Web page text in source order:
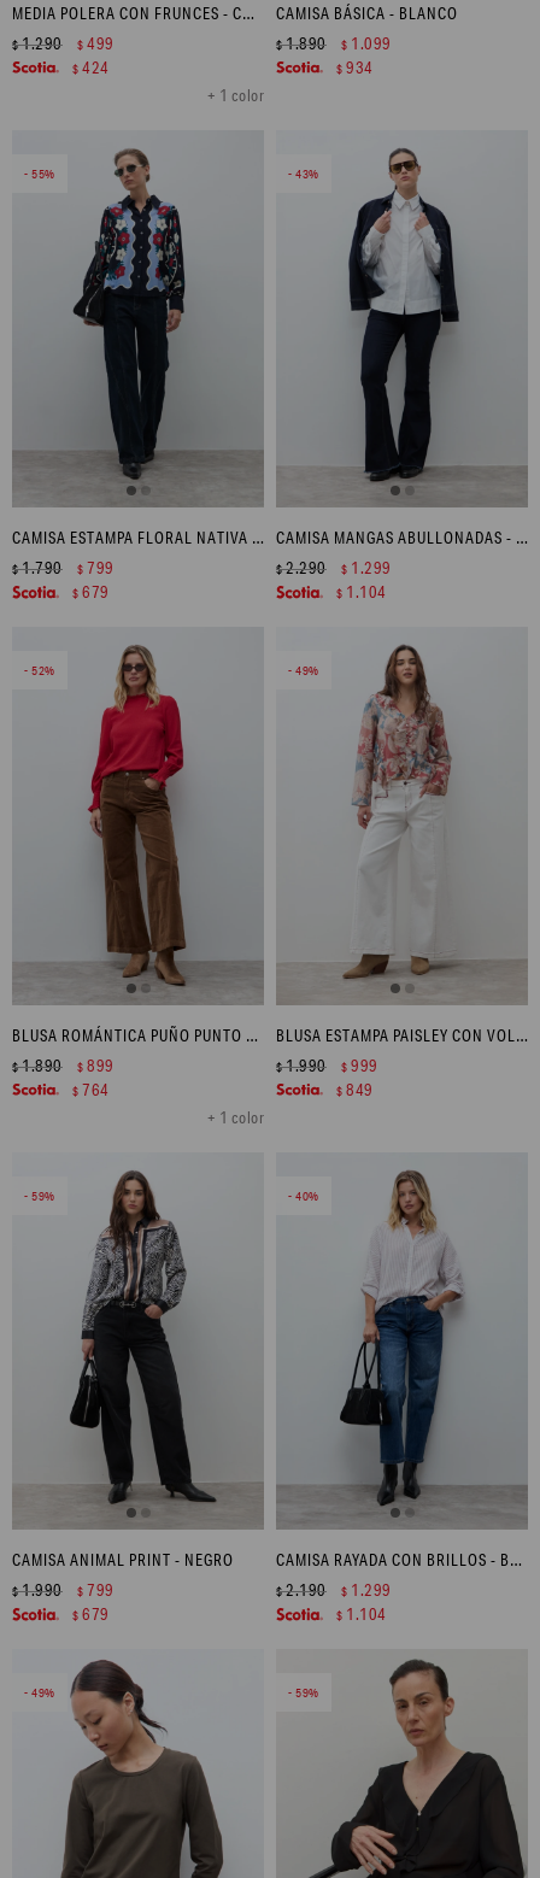
MEDIA POLERA CON FRUNCES - CHOCOLATE MELANGE
+ 1 color
$1.290 $ 499
$ 424
CAMISA BÁSICA - BLANCO
$1.890 $ 1.099
$ 934
55
CAMISA ESTAMPA FLORAL NATIVA - AZUL MARINO
$1.790 $ 799
$ 679
43
CAMISA MANGAS ABULLONADAS - BLANCO
$2.290 $ 1.299
$ 1.104
52
BLUSA ROMÁNTICA PUÑO PUNTO SMOCK - ROJO
+ 1 color
$1.890 $ 899
$ 764
49
BLUSA ESTAMPA PAISLEY CON VOLADOS - BORDO
$1.990 $ 999
$ 849
59
CAMISA ANIMAL PRINT - NEGRO
$1.990 $ 799
$ 679
40
CAMISA RAYADA CON BRILLOS - BEIGE
$2.190 $ 1.299
$ 1.104
49 59